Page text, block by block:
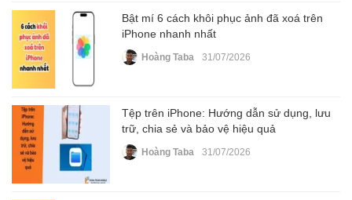
Bật mí 6 cách khôi phục ảnh đã xoá trên
iPhone nhanh nhất
Hoàng Taba 31/07/2026
Tệp trên iPhone: Hướng dẫn sử dụng, lưu
trữ, chia sẻ và bảo vệ hiệu quả
Hoàng Taba 31/07/2026